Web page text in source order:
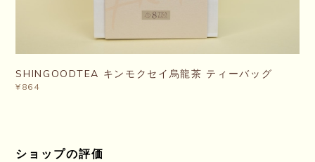
SHINGOODTEA キンモクセイ烏龍茶 ティーバッグ
¥864
ショップの評価